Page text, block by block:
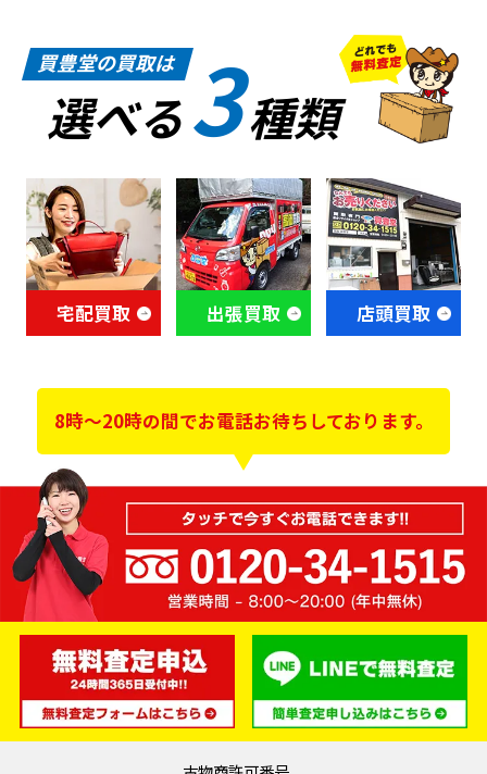
買豊堂の買取は
選べる3種類
宅配買取 出張買取 店頭買取
8時～20時の間でお電話お待ちしております。